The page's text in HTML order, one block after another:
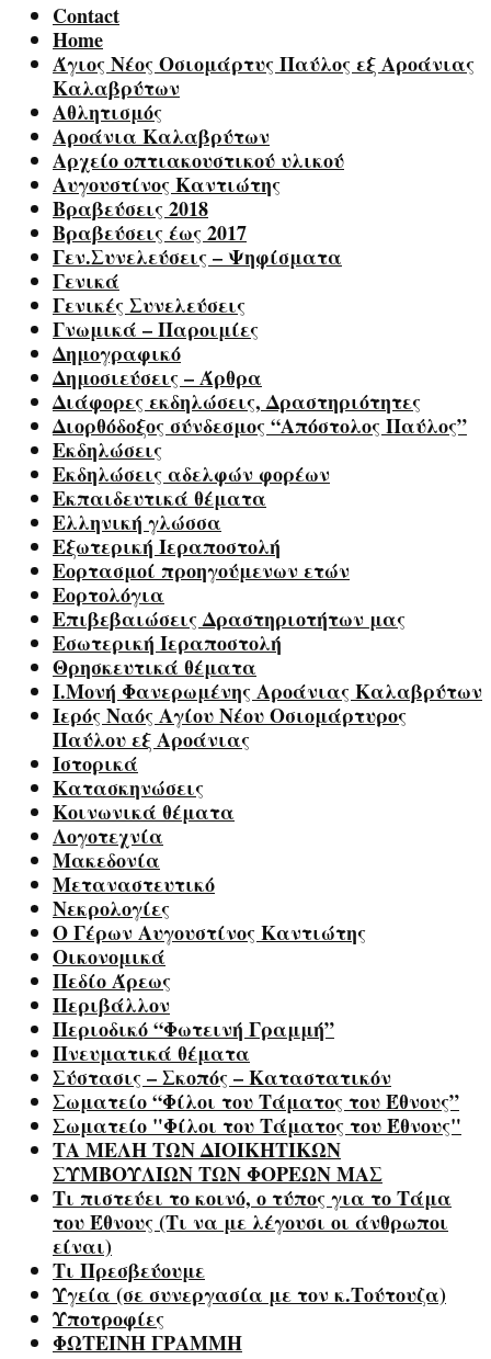
Contact
Home
Άγιος Νέος Οσιομάρτυς Παύλος εξ Αροάνιας
Καλαβρύτων
Αθλητισμός
Αροάνια Καλαβρύτων
Αρχείο οπτιακουστικού υλικού
Αυγουστίνος Καντιώτης
Βραβεύσεις 2018
Βραβεύσεις έως 2017
Γεν.Συνελεύσεις – Ψηφίσματα
Γενικά
Γενικές Συνελεύσεις
Γνωμικά – Παροιμίες
Δημογραφικό
Δημοσιεύσεις – Άρθρα
Διάφορες εκδηλώσεις, Δραστηριότητες
Διορθόδοξος σύνδεσμος “Απόστολος Παύλος”
Εκδηλώσεις
Εκδηλώσεις αδελφών φορέων
Εκπαιδευτικά θέματα
Ελληνική γλώσσα
Εξωτερική Ιεραποστολή
Εορτασμοί προηγούμενων ετών
Εορτολόγια
Επιβεβαιώσεις Δραστηριοτήτων μας
Εσωτερική Ιεραποστολή
Θρησκευτικά θέματα
Ι.Μονή Φανερωμένης Αροάνιας Καλαβρύτων
Ιερός Ναός Αγίου Νέου Οσιομάρτυρος
Παύλου εξ Αροάνιας
Ιστορικά
Κατασκηνώσεις
Κοινωνικά θέματα
Λογοτεχνία
Μακεδονία
Μεταναστευτικό
Νεκρολογίες
Ο Γέρων Αυγουστίνος Καντιώτης
Οικονομικά
Πεδίο Άρεως
Περιβάλλον
Περιοδικό “Φωτεινή Γραμμή”
Πνευματικά θέματα
Σύστασις – Σκοπός – Καταστατικόν
Σωματείο “Φίλοι του Τάματος του Έθνους”
Σωματείο "Φίλοι του Τάματος του Έθνους"
ΤΑ ΜΕΛΗ ΤΩΝ ΔΙΟΙΚΗΤΙΚΩΝ
ΣΥΜΒΟΥΛΙΩΝ ΤΩΝ ΦΟΡΕΩΝ ΜΑΣ
Τι πιστεύει το κοινό, ο τύπος για το Τάμα
του Έθνους (Τι να με λέγουσι οι άνθρωποι
είναι)
Τι Πρεσβεύουμε
Υγεία (σε συνεργασία με τον κ.Τούτουζα)
Υποτροφίες
ΦΩΤΕΙΝΗ ΓΡΑΜΜΗ